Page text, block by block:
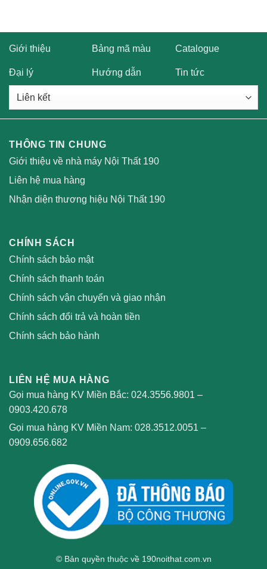
Giới thiệu Bảng mã màu Catalogue
Đại lý Hướng dẫn Tin tức
THÔNG TIN CHUNG
Giới thiệu về nhà máy Nội Thất 190
Liên hệ mua hàng
Nhận diện thương hiệu Nội Thất 190
CHÍNH SÁCH
Chính sách bảo mật
Chính sách thanh toán
Chính sách vận chuyển và giao nhận
Chính sách đổi trả và hoàn tiền
Chính sách bảo hành
LIÊN HỆ MUA HÀNG
Gọi mua hàng KV Miền Bắc: 024.3556.9801 –
0903.420.678
Gọi mua hàng KV Miền Nam: 028.3512.0051 –
0909.656.682
© Bản quyền thuộc về 190noithat.com.vn